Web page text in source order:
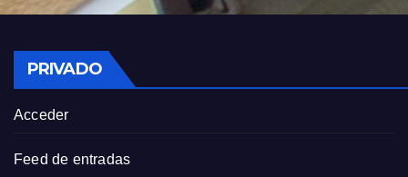
PRIVADO
Acceder
Feed de entradas